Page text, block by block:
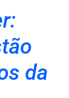
da